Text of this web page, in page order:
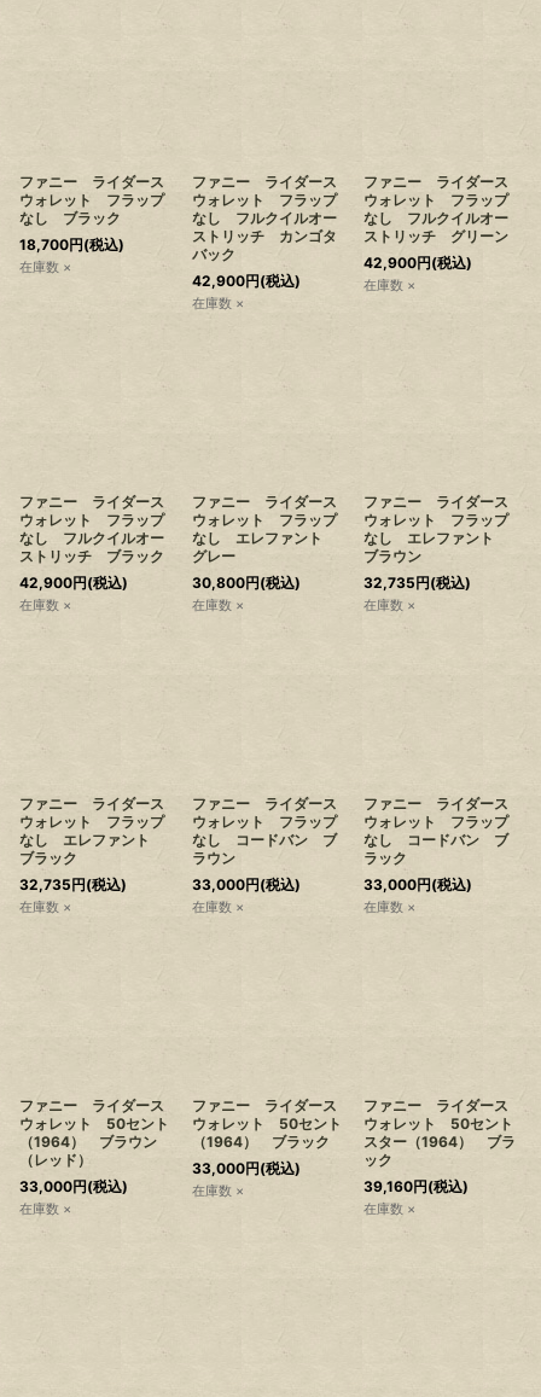
ファニー ライダース
ウォレット フラップ
なし ブラック
18,700円(税込)
在庫数 ×
ファニー ライダース
ウォレット フラップ
なし フルクイルオー
ストリッチ カンゴタ
バック
42,900円(税込)
在庫数 ×
ファニー ライダース
ウォレット フラップ
なし フルクイルオー
ストリッチ グリーン
42,900円(税込)
在庫数 ×
ファニー ライダース
ウォレット フラップ
なし フルクイルオー
ストリッチ ブラック
42,900円(税込)
在庫数 ×
ファニー ライダース
ウォレット フラップ
なし エレファント
グレー
30,800円(税込)
在庫数 ×
ファニー ライダース
ウォレット フラップ
なし エレファント
ブラウン
32,735円(税込)
在庫数 ×
ファニー ライダース
ウォレット フラップ
なし エレファント
ブラック
32,735円(税込)
在庫数 ×
ファニー ライダース
ウォレット フラップ
なし コードバン ブ
ラウン
33,000円(税込)
在庫数 ×
ファニー ライダース
ウォレット フラップ
なし コードバン ブ
ラック
33,000円(税込)
在庫数 ×
ファニー ライダース
ウォレット 50セント
（1964） ブラウン
（レッド）
33,000円(税込)
在庫数 ×
ファニー ライダース
ウォレット 50セント
（1964） ブラック
33,000円(税込)
在庫数 ×
ファニー ライダース
ウォレット 50セント
スター（1964） ブラ
ック
39,160円(税込)
在庫数 ×